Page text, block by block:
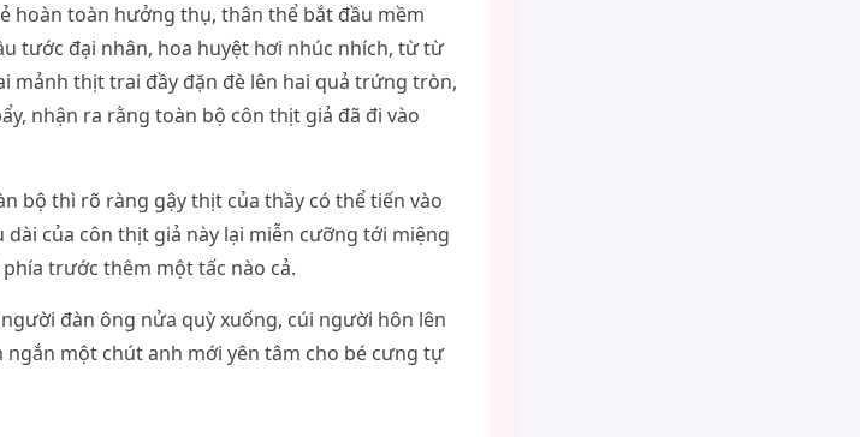
hoàn toàn hưởng thụ, thân thể bắt đầu mềm
tước đại nhân, hoa huyệt hơi nhúc nhích, từ từ
mảnh thịt trai đầy đặn đè lên hai quả trứng tròn,
nhận ra rằng toàn bộ côn thịt giả đã đi vào
bộ thì rõ ràng gậy thịt của thầy có thể tiến vào
của côn thịt giả này lại miễn cưỡng tới miệng
trước thêm một tấc nào cả.
đàn ông nửa quỳ xuống, cúi người hôn lên
ngắn một chút anh mới yên tâm cho bé cưng tự